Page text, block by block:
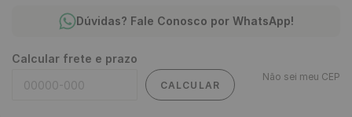
Dúvidas? Fale Conosco por WhatsApp!
Calcular frete e prazo
CALCULAR
Não sei meu CEP